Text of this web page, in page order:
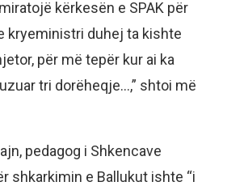
kërkesën e SPAK për
kryeministri duhej ta kishte
për më tepër kur ai ka
tri dorëheqje…,” shtoi më
pedagog i Shkencave
shkarkimin e Ballukut ishte “i